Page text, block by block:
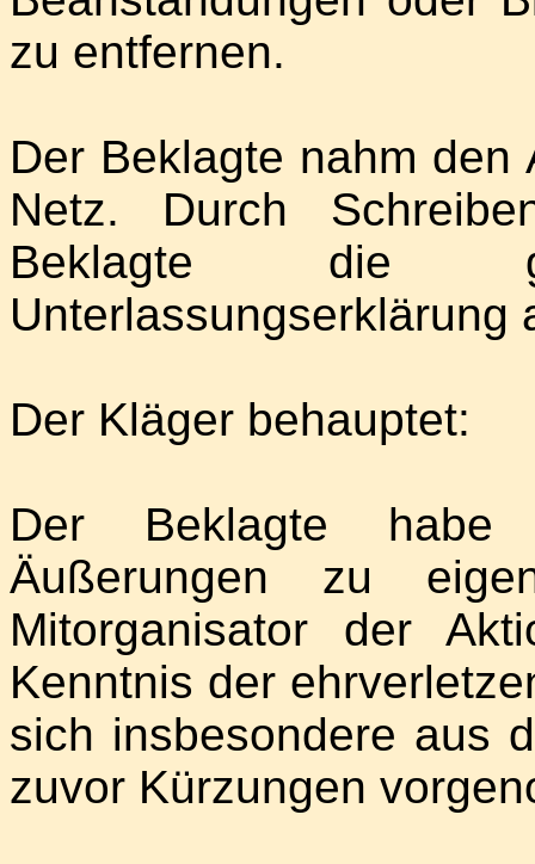
zu entfernen.
Der Beklagte nahm
Netz. Durch
Beklagte die
Unterlassungserklärung
Der Kläger behauptet:
Der Beklagte habe
Äußerungen zu
Mitorganisator der
Kenntnis der
sich insbesondere aus
zuvor Kürzungen